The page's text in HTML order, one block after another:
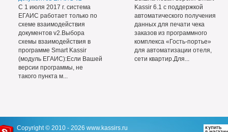
С 1 июля 2017 г. система
ЕГАИС работает только по
схеме взаимодействия
документов v2.Выбора
схемы взаимодействия в
программе Smart Kassir
(модуль ЕГАИС):Если Вашей
версии программы, не
такого пункта м...
Kassir 6.1 с поддержкой
автоматического получения
данных для печати чека
заказов из программного
комплекса «Гость-портье»
для автоматизации отеля,
сети квартир.Для...
Copyright © 2010 - 2026 www.kassirs.ru